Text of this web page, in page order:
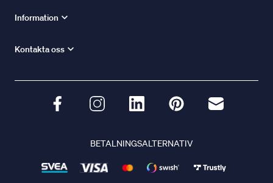
Information
Kontakta oss
BETALNINGSALTERNATIV